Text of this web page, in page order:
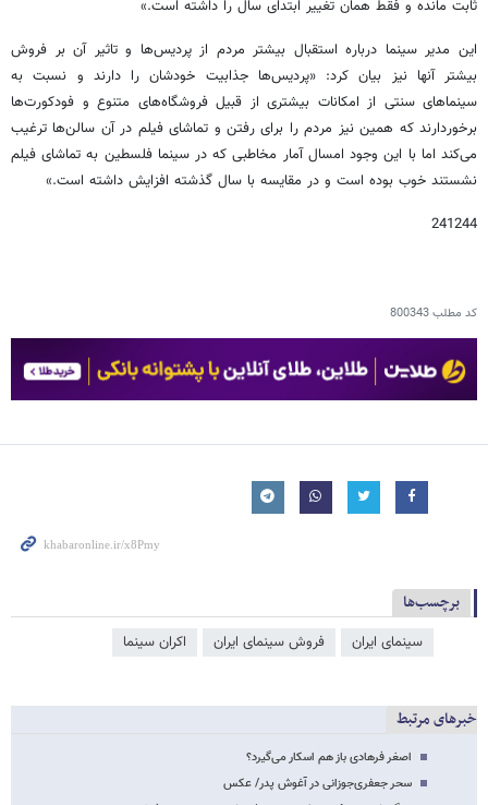
ثابت مانده و فقط همان تغییر ابتدای سال را داشته است.»
این مدیر سینما درباره استقبال بیشتر مردم از پردیس‌ها و تاثیر آن بر فروش
بیشتر آنها نیز بیان کرد: «پردیس‌ها جذابیت خودشان را دارند و نسبت به
سینماهای سنتی از امکانات بیشتری از قبیل فروشگاه‌های متنوع و فودکورت‌ها
برخوردارند که همین نیز مردم را برای رفتن و تماشای فیلم در آن سالن‌ها ترغیب
می‌کند اما با این وجود امسال آمار مخاطبی که در سینما فلسطین به تماشای فیلم
نشستند خوب بوده است و در مقایسه با سال گذشته افزایش داشته است.»
241244
کد مطلب800343
برچسب‌ها
سینمای ایران فروش سینمای ایران اکران سینما
خبرهای مرتبط
اصغر فرهادی باز هم اسکار می‌گیرد؟
سحر جعفری‌جوزانی در آغوش پدر/ عکس